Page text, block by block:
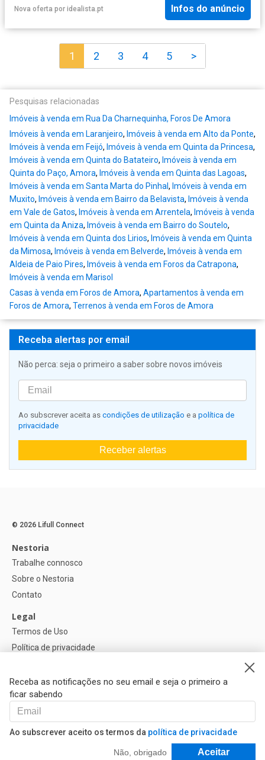
Nova oferta por idealista.pt Infos do anúncio
1 2 3 4 5 >
Pesquisas relacionadas
Imóveis à venda em Rua Da Charnequinha, Foros De Amora
Imóveis à venda em Laranjeiro, Imóveis à venda em Alto da Ponte,
Imóveis à venda em Feijó, Imóveis à venda em Quinta da Princesa,
Imóveis à venda em Quinta do Batateiro, Imóveis à venda em
Quinta do Paço, Amora, Imóveis à venda em Quinta das Lagoas,
Imóveis à venda em Santa Marta do Pinhal, Imóveis à venda em
Muxito, Imóveis à venda em Bairro da Belavista, Imóveis à venda
em Vale de Gatos, Imóveis à venda em Arrentela, Imóveis à venda
em Quinta da Aniza, Imóveis à venda em Bairro do Soutelo,
Imóveis à venda em Quinta dos Lirios, Imóveis à venda em Quinta
da Mimosa, Imóveis à venda em Belverde, Imóveis à venda em
Aldeia de Paio Pires, Imóveis à venda em Foros da Catrapona,
Imóveis à venda em Marisol
Casas à venda em Foros de Amora, Apartamentos à venda em
Foros de Amora, Terrenos à venda em Foros de Amora
Receba alertas por email
Não perca: seja o primeiro a saber sobre novos imóveis
Ao subscrever aceita as condições de utilização e a política de
privacidade
Receber alertas
Receba as notificações no seu email e seja o primeiro a
ficar sabendo
Ao subscrever aceito os termos da política de privacidade
Não, obrigado Aceitar
Filtrar e Classificar
© 2026 Lifull Connect
Nestoria
Trabalhe connosco
Sobre o Nestoria
Contato
Legal
Termos de Uso
Política de privacidade
Configurações de cookies
Ajuda
FAQ
Nossos Parceiros